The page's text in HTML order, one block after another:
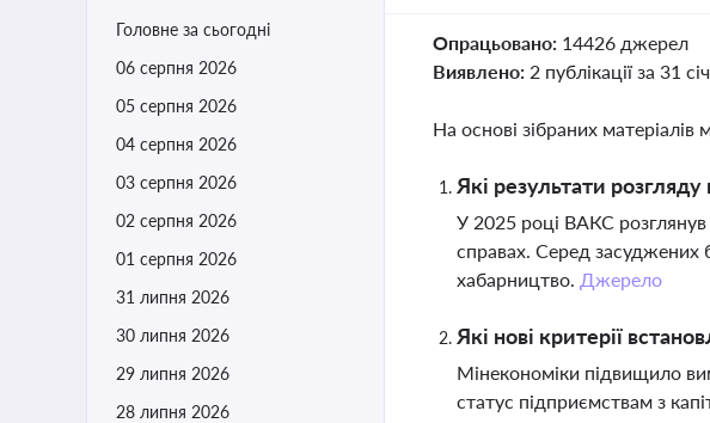
Головне за сьогодні
06 серпня 2026
05 серпня 2026
04 серпня 2026
03 серпня 2026
02 серпня 2026
01 серпня 2026
31 липня 2026
30 липня 2026
29 липня 2026
28 липня 2026
Опрацьовано: 14426 джерел
Виявлено: 2 публікації за 31
На основі зібраних матеріалів
Які результати
У 2025 році ВАКС розглянув
справах. Серед засуджених
хабарництво. Джерело
Які нові критерії
Мінекономіки підвищило
статус підприємствам з